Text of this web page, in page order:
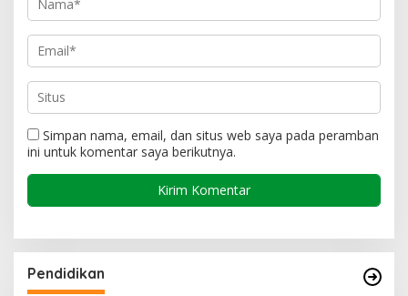
Simpan nama, email, dan situs web saya pada peramban
ini untuk komentar saya berikutnya.
Pendidikan